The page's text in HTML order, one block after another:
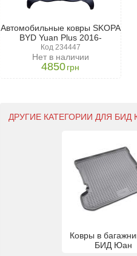
Автомобильные ковры SKOPA
BYD Yuan Plus 2016-
Код 234447
Нет в наличии
4850грн
ДРУГИЕ КАТЕГОРИИ ДЛЯ БИД
Ковры в
БИД Юан